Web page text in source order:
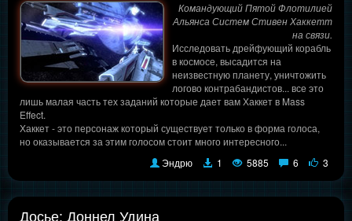
Командующий Пятой Флотилией
Альянса Систем Стивен Хаккетт
на связи.
Исследовать дрейфующий корабль
в космосе, высадится на
неизвестную планету, уничтожить
логово контрабандистов... все это
лишь малая часть тех заданий которые дает вам Хаккет в Mass
Effect.
Хаккет - это персонаж который существует только в форма голоса,
но оказывается за этим голосом стоит много интересного...
Эндрю
1 5885 6 3
Досье: Доннел Удина